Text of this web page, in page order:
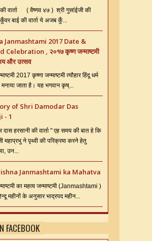
की वार्ता ( वैष्णव ४७ ) श्री गुसांईजी की
बाई की वार्ता ये अजब कुँ...
Janmashtami 2017 Date &
Celebration , २०१७ कृष्ण जन्माष्टमी
और उत्सव
2017 कृष्णा जन्माष्टमी त्यौहार हिंदू धर्म
मनाया जाता है। यह भगवान कृष्...
of Shri Damodar Das
- 1
दास हरसानी की वार्ता " एह समय की बात हे कि
महाप्रभु ने पृथ्वी की परिक्रमा करने हेतु
उन...
Janmashtami ka Mahatva
का महत्व जन्माष्टमी (Janmashtami )
महीनों के अनुसार भाद्रपद महीन...
FACEBOOK